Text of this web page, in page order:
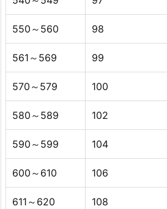
550～560 98
561～569 99
570～579 100
580～589 102
590～599 104
600～610 106
611～620 108